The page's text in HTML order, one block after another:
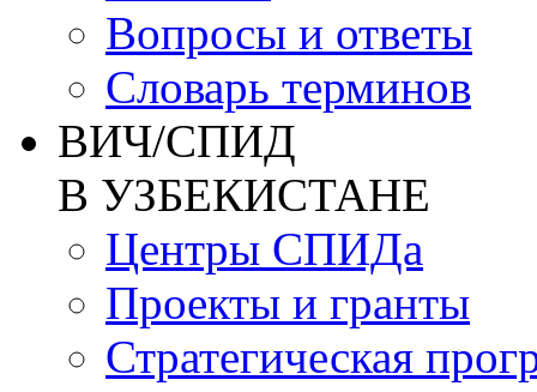
Вопросы и ответы
Словарь терминов
ВИЧ/СПИД
В УЗБЕКИСТАНЕ
Центры СПИДа
Проекты и гранты
Стратегическая